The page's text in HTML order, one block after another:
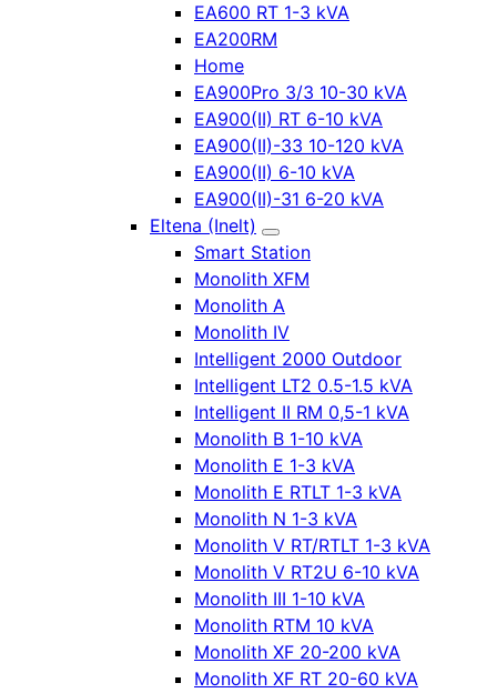
EA600 RT 1-3 kVA
EA200RM
Home
EA900Pro 3/3 10-30 kVA
EA900(II) RT 6-10 kVA
EA900(II)-33 10-120 kVA
EA900(II) 6-10 kVA
EA900(II)-31 6-20 kVA
Eltena (Inelt)
Smart Station
Monolith XFM
Monolith A
Monolith IV
Intelligent 2000 Outdoor
Intelligent LT2 0.5-1.5 kVA
Intelligent II RM 0,5-1 kVA
Monolith B 1-10 kVA
Monolith E 1-3 kVA
Monolith E RTLT 1-3 kVA
Monolith N 1-3 kVA
Monolith V RT/RTLT 1-3 kVA
Monolith V RT2U 6-10 kVA
Monolith III 1-10 kVA
Monolith RTM 10 kVA
Monolith XF 20-200 kVA
Monolith XF RT 20-60 kVA